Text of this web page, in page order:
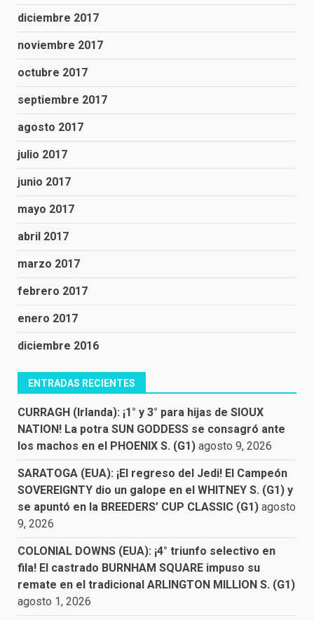
diciembre 2017
noviembre 2017
octubre 2017
septiembre 2017
agosto 2017
julio 2017
junio 2017
mayo 2017
abril 2017
marzo 2017
febrero 2017
enero 2017
diciembre 2016
ENTRADAS RECIENTES
CURRAGH (Irlanda): ¡1° y 3° para hijas de SIOUX
NATION! La potra SUN GODDESS se consagró ante
los machos en el PHOENIX S. (G1) agosto 9, 2026
SARATOGA (EUA): ¡El regreso del Jedi! El Campeón
SOVEREIGNTY dio un galope en el WHITNEY S. (G1) y
se apuntó en la BREEDERS’ CUP CLASSIC (G1) agosto
9, 2026
COLONIAL DOWNS (EUA): ¡4° triunfo selectivo en
fila! El castrado BURNHAM SQUARE impuso su
remate en el tradicional ARLINGTON MILLION S. (G1)
agosto 1, 2026